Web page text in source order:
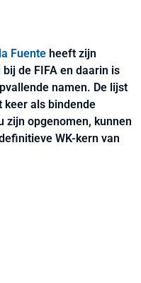
Fuente heeft zijn
de FIFA en daarin is
namen. De lijst
keer als bindende
zijn opgenomen, kunnen
WK-kern van